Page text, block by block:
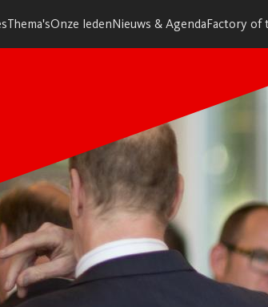
Thema'sOnze ledenNieuws & AgendaFactory of